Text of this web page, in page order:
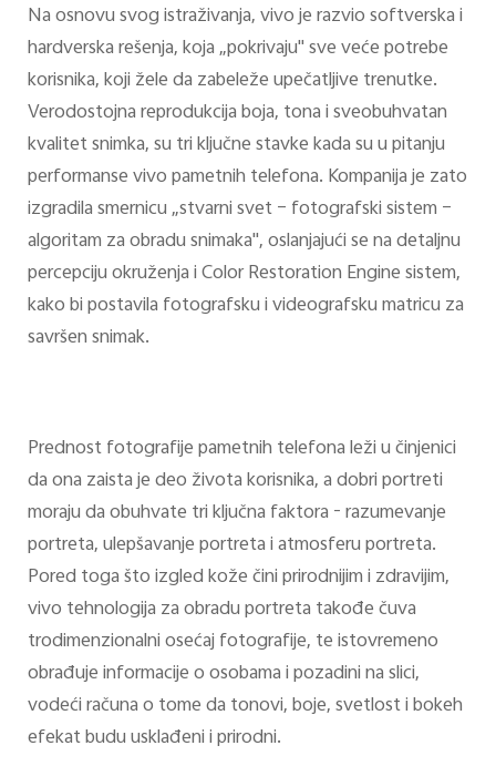
Na osnovu svog istraživanja, vivo je razvio softverska i
hardverska rešenja, koja „pokrivaju" sve veće potrebe
korisnika, koji žele da zabeleže upečatljive trenutke.
Verodostojna reprodukcija boja, tona i sveobuhvatan
kvalitet snimka, su tri ključne stavke kada su u pitanju
performanse vivo pametnih telefona. Kompanija je zato
izgradila smernicu „stvarni svet – fotografski sistem –
algoritam za obradu snimaka", oslanjajući se na detaljnu
percepciju okruženja i Color Restoration Engine sistem,
kako bi postavila fotografsku i videografsku matricu za
savršen snimak.
Prednost fotografije pametnih telefona leži u činjenici
da ona zaista je deo života korisnika, a dobri portreti
moraju da obuhvate tri ključna faktora - razumevanje
portreta, ulepšavanje portreta i atmosferu portreta.
Pored toga što izgled kože čini prirodnijim i zdravijim,
vivo tehnologija za obradu portreta takođe čuva
trodimenzionalni osećaj fotografije, te istovremeno
obrađuje informacije o osobama i pozadini na slici,
vodeći računa o tome da tonovi, boje, svetlost i bokeh
efekat budu usklađeni i prirodni.